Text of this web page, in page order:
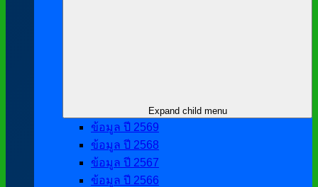
Expand child menu
ข้อมูล ปี 2569
ข้อมูล ปี 2568
ข้อมูล ปี 2567
ข้อมูล ปี 2566